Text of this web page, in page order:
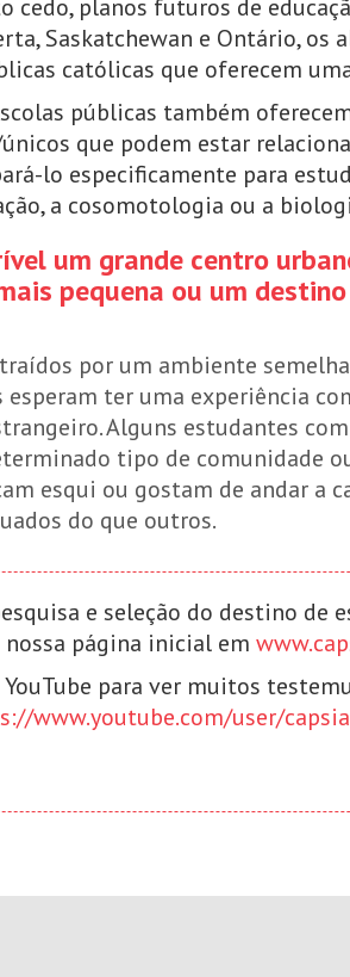
cedo, planos futuros de
Saskatchewan e Ontário, os
católicas que oferecem
públicas também
que podem estar
lo especificamente para
a cosomotologia ou a
um grande centro
pequena ou um
por um ambiente
esperam ter uma experiência
Alguns estudantes
tipo de comunidade
esqui ou gostam de andar a
do que outros.
e seleção do destino de
página inicial em
YouTube para ver muitos
www.youtube.com/user/